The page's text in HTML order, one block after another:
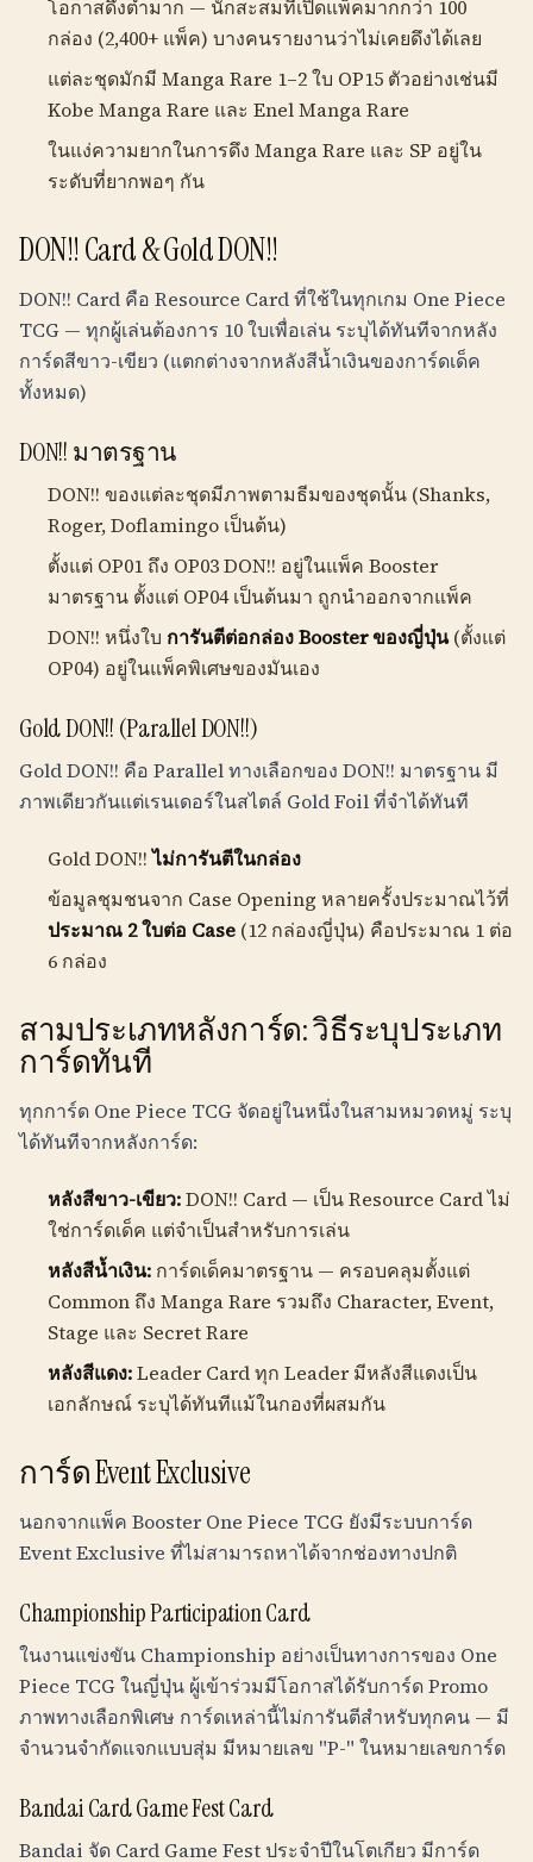
โอกาสดึงต่ำมาก — นักสะสมที่เปิดแพ็คมากกว่า 100
กล่อง (2,400+ แพ็ค) บางคนรายงานว่าไม่เคยดึงได้เลย
แต่ละชุดมักมี Manga Rare 1–2 ใบ OP15 ตัวอย่างเช่นมี
Kobe Manga Rare และ Enel Manga Rare
ในแง่ความยากในการดึง Manga Rare และ SP อยู่ใน
ระดับที่ยากพอๆ กัน
DON!! Card & Gold DON!!
DON!! Card คือ Resource Card ที่ใช้ในทุกเกม One Piece
TCG — ทุกผู้เล่นต้องการ 10 ใบเพื่อเล่น ระบุได้ทันทีจากหลัง
การ์ดสีขาว-เขียว (แตกต่างจากหลังสีน้ำเงินของการ์ดเด็ค
ทั้งหมด)
DON!! มาตรฐาน
DON!! ของแต่ละชุดมีภาพตามธีมของชุดนั้น (Shanks,
Roger, Doflamingo เป็นต้น)
ตั้งแต่ OP01 ถึง OP03 DON!! อยู่ในแพ็ค Booster
มาตรฐาน ตั้งแต่ OP04 เป็นต้นมา ถูกนำออกจากแพ็ค
DON!! หนึ่งใบ การันตีต่อกล่อง Booster ของญี่ปุ่น(ตั้งแต่
OP04) อยู่ในแพ็คพิเศษของมันเอง
Gold DON!! (Parallel DON!!)
Gold DON!! คือ Parallel ทางเลือกของ DON!! มาตรฐาน มี
ภาพเดียวกันแต่เรนเดอร์ในสไตล์ Gold Foil ที่จำได้ทันที
Gold DON!!ไม่การันตีในกล่อง
ข้อมูลชุมชนจาก Case Opening หลายครั้งประมาณไว้ที่
ประมาณ 2 ใบต่อ Case (12 กล่องญี่ปุ่น) คือประมาณ 1 ต่อ
6 กล่อง
สามประเภทหลังการ์ด: วิธีระบุประเภท
การ์ดทันที
ทุกการ์ด One Piece TCG จัดอยู่ในหนึ่งในสามหมวดหมู่ ระบุ
ได้ทันทีจากหลังการ์ด:
หลังสีขาว-เขียว:DON!! Card — เป็น Resource Card ไม่
ใช่การ์ดเด็ค แต่จำเป็นสำหรับการเล่น
หลังสีน้ำเงิน: การ์ดเด็คมาตรฐาน — ครอบคลุมตั้งแต่
Common ถึง Manga Rare รวมถึง Character, Event,
Stage และ Secret Rare
หลังสีแดง:Leader Card ทุก Leader มีหลังสีแดงเป็น
เอกลักษณ์ ระบุได้ทันทีแม้ในกองที่ผสมกัน
การ์ด Event Exclusive
นอกจากแพ็ค Booster One Piece TCG ยังมีระบบการ์ด
Event Exclusive ที่ไม่สามารถหาได้จากช่องทางปกติ
Championship Participation Card
ในงานแข่งขัน Championship อย่างเป็นทางการของ One
Piece TCG ในญี่ปุ่น ผู้เข้าร่วมมีโอกาสได้รับการ์ด Promo
ภาพทางเลือกพิเศษ การ์ดเหล่านี้ไม่การันตีสำหรับทุกคน — มี
จำนวนจำกัดแจกแบบสุ่ม มีหมายเลข "P-" ในหมายเลขการ์ด
Bandai Card Game Fest Card
Bandai จัด Card Game Fest ประจำปีในโตเกียว มีการ์ด